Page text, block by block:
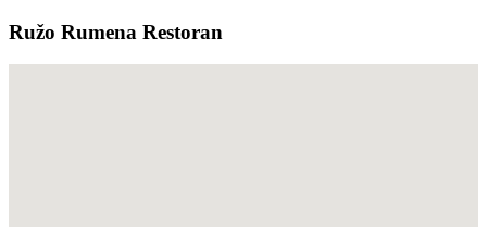
Ružo Rumena Restoran